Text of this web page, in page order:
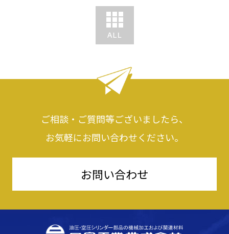
ご相談・ご質問等ございましたら、
お気軽にお問い合わせください。
お問い合わせ